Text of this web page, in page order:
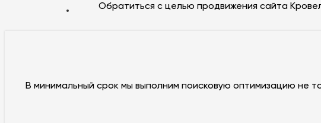
Обратиться с целью продвижения сайта
В минимальный срок мы выполним поисковую оптимизацию не